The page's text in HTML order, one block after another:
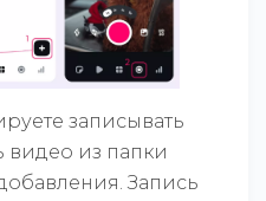
записывать
видео из папки
Запись